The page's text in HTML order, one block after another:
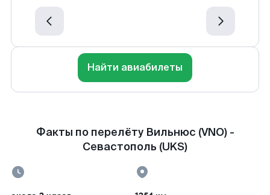
Найти авиабилеты
Факты по перелёту Вильнюс (VNO) -
Севастополь (UKS)